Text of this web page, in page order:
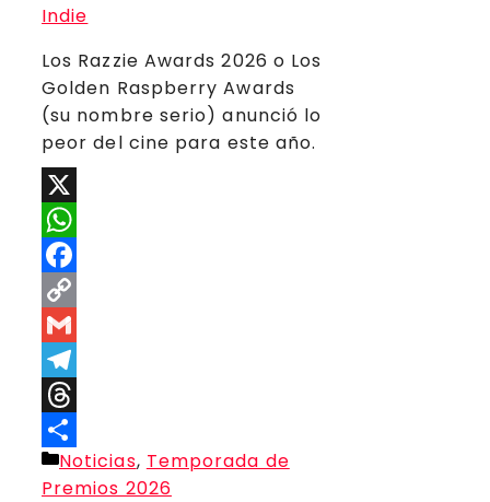
Los Razzie Awards 2026 o Los
Golden Raspberry Awards
(su nombre serio) anunció lo
peor del cine para este año.
X
WhatsApp
Facebook
Copy
Link
Gmail
Telegram
Threads
Compartir
Categorías
Noticias, Temporada de
Premios 2026